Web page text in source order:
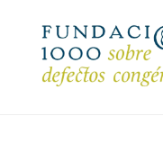
contenido